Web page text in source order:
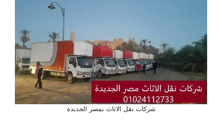
شركات نقل الاثاث بمصر الجديدة